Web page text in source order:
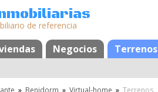
de referencia
Negocios Terrenos
» Benidorm » Virtual-home » Terrenos